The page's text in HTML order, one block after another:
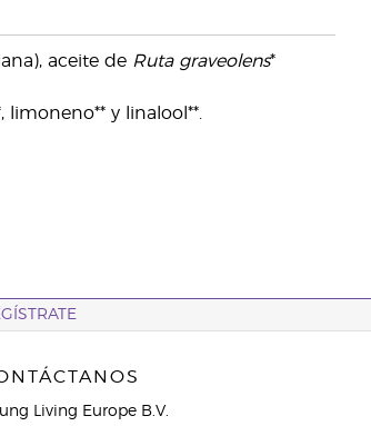
aceite de Ruta graveolens*
limoneno** y linalool**.
Living Europe B.V.